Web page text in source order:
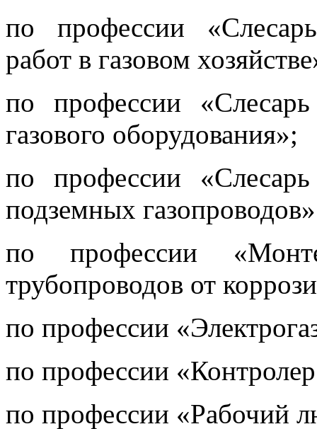
по профессии «Слесарь
работ в газовом
по профессии
газового оборудования»;
по профессии
подземных
по профессии
трубопроводов от
по профессии
по профессии «Контролер
по профессии «Рабочий